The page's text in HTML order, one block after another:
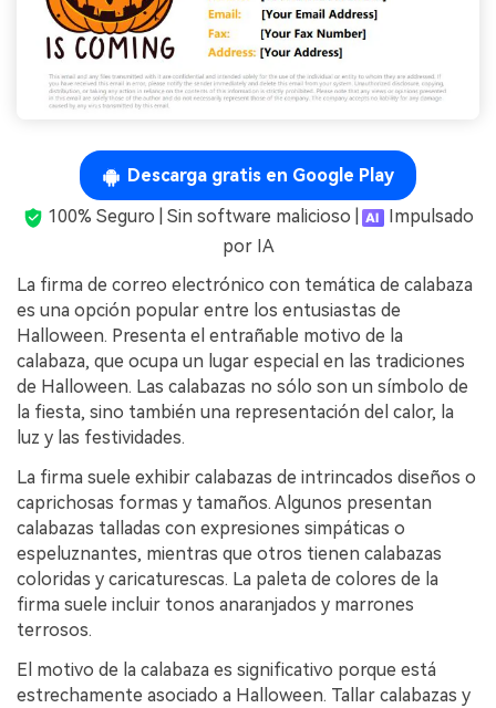
Descarga gratis en Google Play
100% Seguro | Sin software malicioso |
Impulsado
por IA
La firma de correo electrónico con temática de calabaza
es una opción popular entre los entusiastas de
Halloween. Presenta el entrañable motivo de la
calabaza, que ocupa un lugar especial en las tradiciones
de Halloween. Las calabazas no sólo son un símbolo de
la fiesta, sino también una representación del calor, la
luz y las festividades.
La firma suele exhibir calabazas de intrincados diseños o
caprichosas formas y tamaños. Algunos presentan
calabazas talladas con expresiones simpáticas o
espeluznantes, mientras que otros tienen calabazas
coloridas y caricaturescas. La paleta de colores de la
firma suele incluir tonos anaranjados y marrones
terrosos.
El motivo de la calabaza es significativo porque está
estrechamente asociado a Halloween. Tallar calabazas y